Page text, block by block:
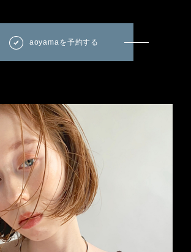
aoyamaを予約する